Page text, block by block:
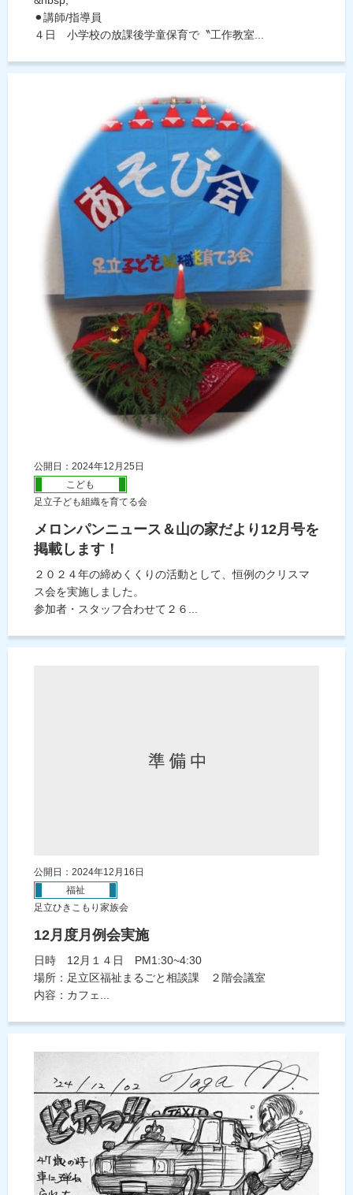
⚫︎講師/指導員
４日 小学校の放課後学童保育で〝工作教室...
公開日：2024年12月25日
こども
足立子ども組織を育てる会
メロンパンニュース＆山の家だより12月号を
掲載します！
２０２４年の締めくくりの活動として、恒例のクリスマ
ス会を実施しました。
参加者・スタッフ合わせて２６...
公開日：2024年12月16日
福祉
足立ひきこもり家族会
12月度月例会実施
日時 12月１４日 PM1:30~4:30
場所：足立区福祉まるごと相談課 ２階会議室
内容：カフェ...